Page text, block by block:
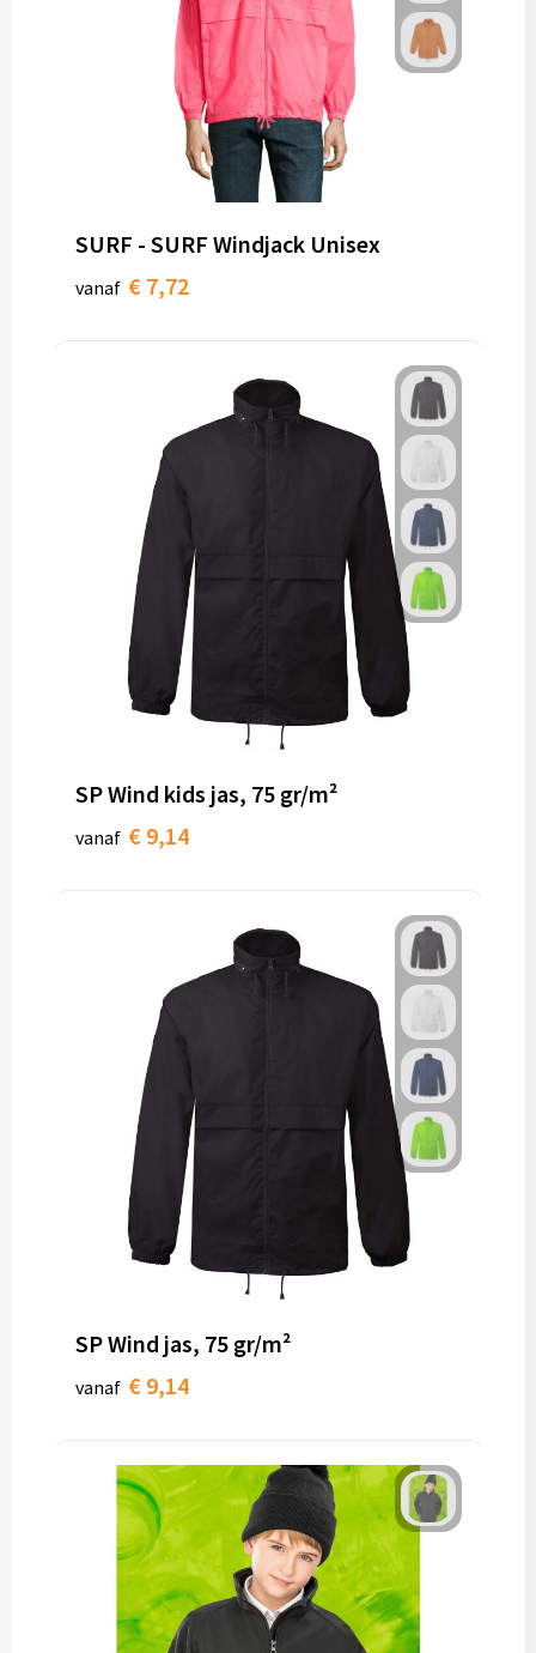
SURF - SURF Windjack Unisex
vanaf € 7,72
SP Wind kids jas, 75 gr/m²
vanaf € 9,14
SP Wind jas, 75 gr/m²
vanaf € 9,14